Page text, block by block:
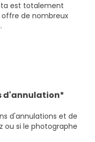
est totalement
de nombreux
d'annulation*
d'annulations et de
ou si le photographe